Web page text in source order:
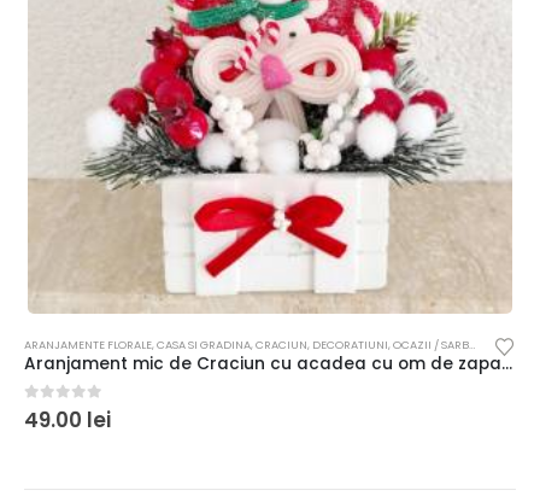
ARANJAMENTE FLORALE,CASA SI GRADINA,CRACIUN, DECORATIUNI,OCAZII / SARBATORI
Aranjament mic de Craciun cu acadea cu om de zapada
0out of 5
49.00 lei